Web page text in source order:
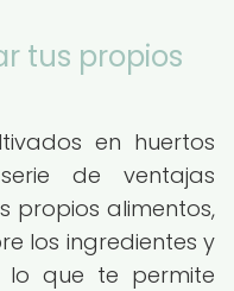
tus propios
en huertos
de ventajas
propios alimentos,
los ingredientes y
lo que te permite